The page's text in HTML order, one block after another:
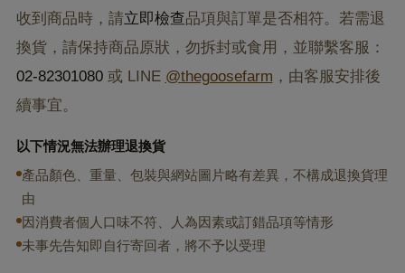
收到商品時，請立即檢查品項與訂單是否相符。若需退
換貨，請保持商品原狀，勿拆封或食用，並聯繫客服：
02-82301080或 LINE @thegoosefarm ，由客服安排後
續事宜。
以下情況無法辦理退換貨
產品顏色、重量、包裝與網站圖片略有差異，不構成退換貨理
由
因消費者個人口味不符、人為因素或訂錯品項等情形
未事先告知即自行寄回者，將不予以受理